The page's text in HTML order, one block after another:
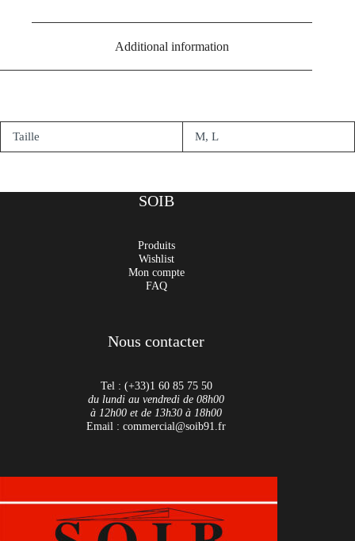
Additional information
Taille M, L
SOIB
Produits
Wishlist
Mon compte
FAQ
Nous contacter
Tel : (+33)1 60 85 75 50
du lundi au vendredi de 08h00
à 12h00 et de 13h30 à 18h00
Email : commercial@soib91.fr